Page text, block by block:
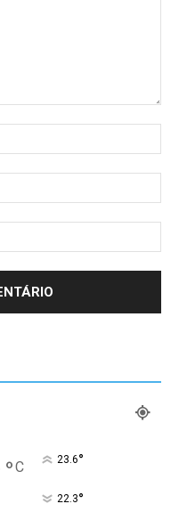
°C 23.6°
22.3°